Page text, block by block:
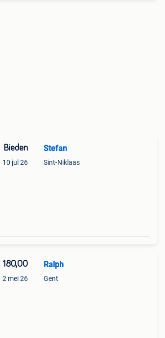
Bieden
10 jul 26
Stefan
Sint-Niklaas
180,00
2 mei 26
Ralph
Gent